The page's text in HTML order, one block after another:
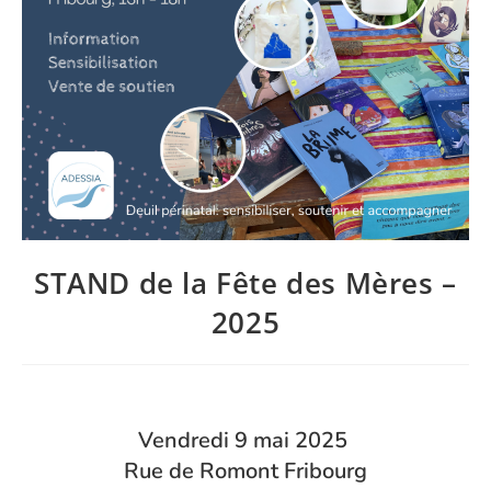
STAND de la Fête des Mères –
2025
Vendredi 9 mai 2025
Rue de Romont Fribourg